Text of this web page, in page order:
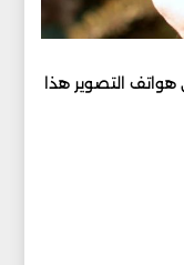
التصوير هذا